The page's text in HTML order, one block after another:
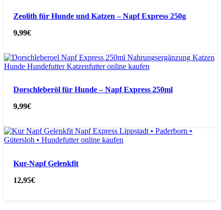
Zeolith für Hunde und Katzen – Napf Express 250g
9,99€
Dorschleberöl für Hunde – Napf Express 250ml
9,99€
Kur-Napf Gelenkfit
12,95€